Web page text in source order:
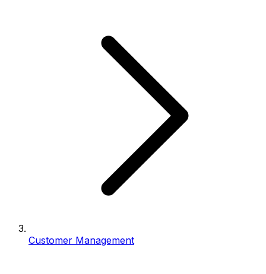
Customer Management